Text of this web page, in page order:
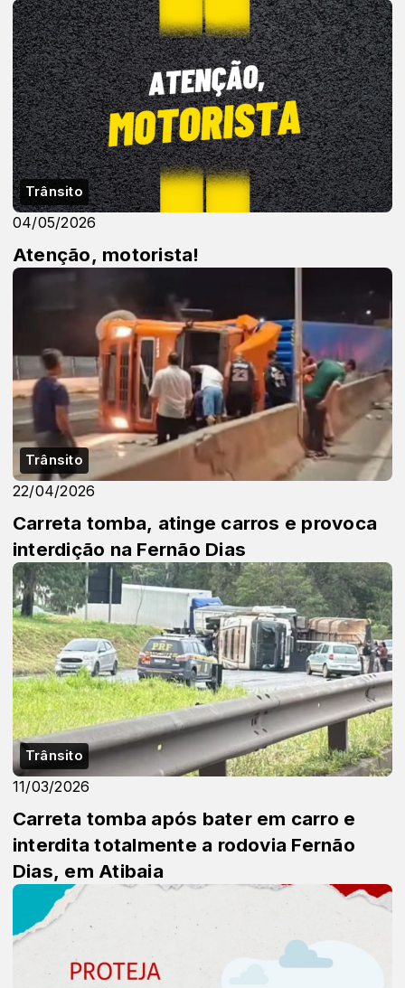
Trânsito
04/05/2026
Atenção, motorista!
Trânsito
22/04/2026
Carreta tomba, atinge carros e provoca
interdição na Fernão Dias
Trânsito
11/03/2026
Carreta tomba após bater em carro e
interdita totalmente a rodovia Fernão
Dias, em Atibaia